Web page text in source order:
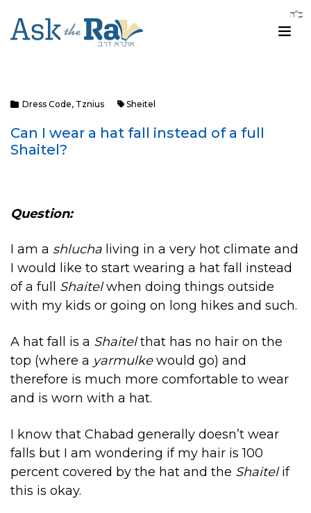
Dress Code, Tznius Sheitel
Can I wear a hat fall instead of a full
Shaitel?
Question:
I am a shlucha living in a very hot climate and
I would like to start wearing a hat fall instead
of a full Shaitelwhen doing things outside
with my kids or going on long hikes and such.
A hat fall is a Shaitelthat has no hair on the
top (where a yarmulkewould go) and
therefore is much more comfortable to wear
and is worn with a hat.
I know that Chabad generally doesn’t wear
falls but I am wondering if my hair is 100
percent covered by the hat and the Shaitelif
this is okay.